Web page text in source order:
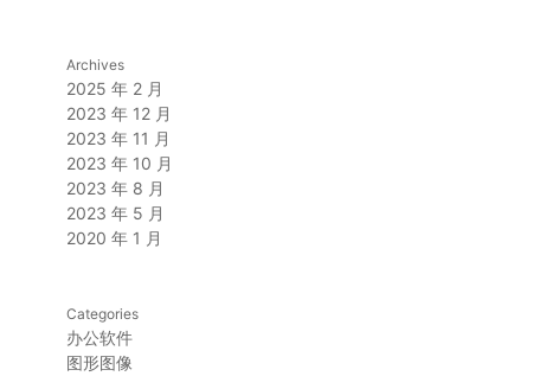
Archives
2025 年 2 月
2023 年 12 月
2023 年 11 月
2023 年 10 月
2023 年 8 月
2023 年 5 月
2020 年 1 月
Categories
办公软件
图形图像